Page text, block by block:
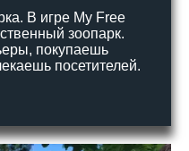
В игре My Free
зоопарк.
покупаешь
посетителей.